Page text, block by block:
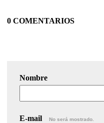
0 COMENTARIOS
Nombre
E-mail No será mostrado.